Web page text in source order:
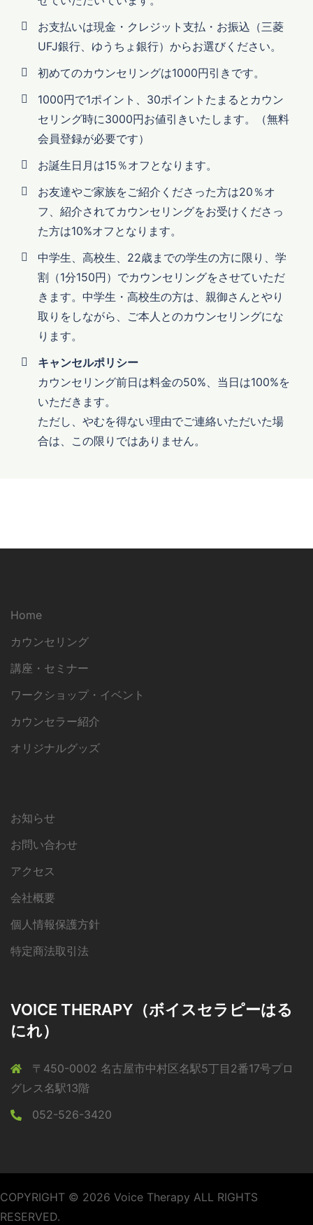
お支払いは現金・クレジット支払・お振込（三菱
UFJ銀行、ゆうちょ銀行）からお選びください。
初めてのカウンセリングは1000円引きです。
1000円で1ポイント、30ポイントたまるとカウン
セリング時に3000円お値引きいたします。（無料
会員登録が必要です）
お誕生日月は15％オフとなります。
お友達やご家族をご紹介くださった方は20％オ
フ、紹介されてカウンセリングをお受けくださっ
た方は10%オフとなります。
中学生、高校生、22歳までの学生の方に限り、学
割（1分150円）でカウンセリングをさせていただ
きます。中学生・高校生の方は、親御さんとやり
取りをしながら、ご本人とのカウンセリングにな
ります。
キャンセルポリシー
カウンセリング前日は料金の50%、当日は100%を
いただきます。
ただし、やむを得ない理由でご連絡いただいた場
合は、この限りではありません。
Home
カウンセリング
講座・セミナー
ワークショップ・イベント
カウンセラー紹介
オリジナルグッズ
お知らせ
お問い合わせ
アクセス
会社概要
個人情報保護方針
特定商法取引法
VOICE THERAPY（ボイスセラピーはる
にれ）
〒450-0002 名古屋市中村区名駅5丁目2番17号プロ
グレス名駅13階
052-526-3420
COPYRIGHT © 2026 Voice Therapy ALL RIGHTS
RESERVED.